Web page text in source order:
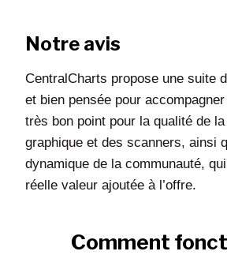
Notre avis
CentralCharts propose une suite
et bien pensée pour
très bon point pour la qualité de
graphique et des scanners, ainsi
dynamique de la communauté,
réelle valeur ajoutée à l’offre.
Comment